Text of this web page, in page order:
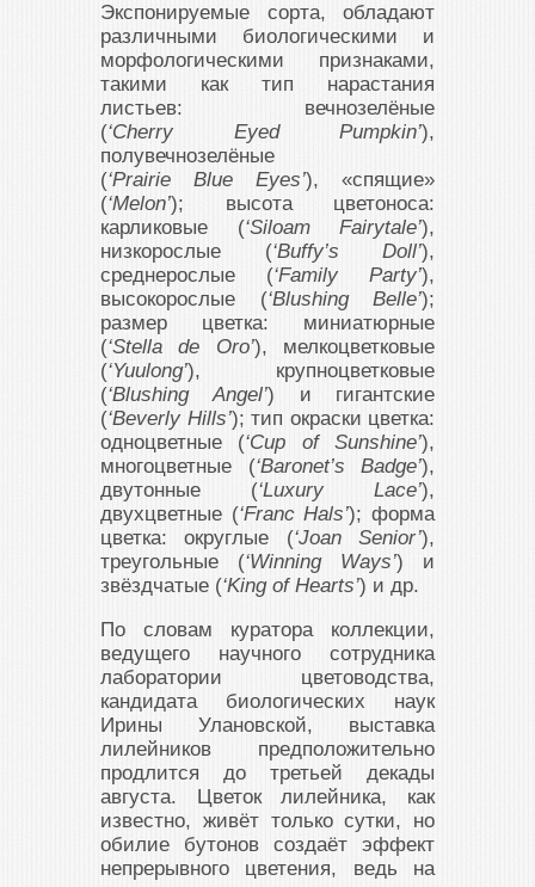
Экспонируемые сорта, обладают
различными биологическими и
морфологическими признаками,
такими как тип нарастания
листьев: вечнозелёные
(‘Cherry Eyed Pumpkin’),
полувечнозелёные
(‘Prairie Blue Eyes’), «спящие»
(‘Melon’); высота цветоноса:
карликовые (‘Siloam Fairytale’),
низкорослые (‘Buffy’s Doll’),
среднерослые (‘Family Party’),
высокорослые (‘Blushing Belle’);
размер цветка: миниатюрные
(‘Stella de Oro’), мелкоцветковые
(‘Yuulong’), крупноцветковые
(‘Blushing Angel’) и гигантские
(‘Beverly Hills’); тип окраски цветка:
одноцветные (‘Cup of Sunshine’),
многоцветные (‘Baronet’s Badge’),
двутонные (‘Luxury Lace’),
двухцветные (‘Franc Hals’); форма
цветка: округлые (‘Joan Senior’),
треугольные (‘Winning Ways’) и
звёздчатые (‘King of Hearts’) и др.
По словам куратора коллекции,
ведущего научного сотрудника
лаборатории цветоводства,
кандидата биологических наук
Ирины Улановской, выставка
лилейников предположительно
продлится до третьей декады
августа. Цветок лилейника, как
известно, живёт только сутки, но
обилие бутонов создаёт эффект
непрерывного цветения, ведь на